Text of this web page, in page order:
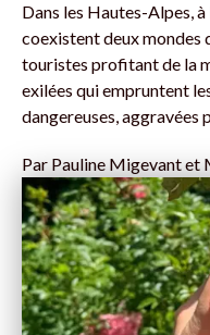
Dans les Hautes-Alpes,
coexistent deux mondes
touristes profitant de la
exilées qui empruntent
dangereuses,
Par Pauline Migevant et